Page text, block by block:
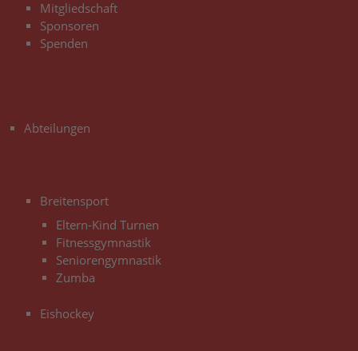
Mitgliedschaft
Sponsoren
Spenden
Abteilungen
Breitensport
Eltern-Kind Turnen
Fitnessgymnastik
Seniorengymnastik
Zumba
Eishockey